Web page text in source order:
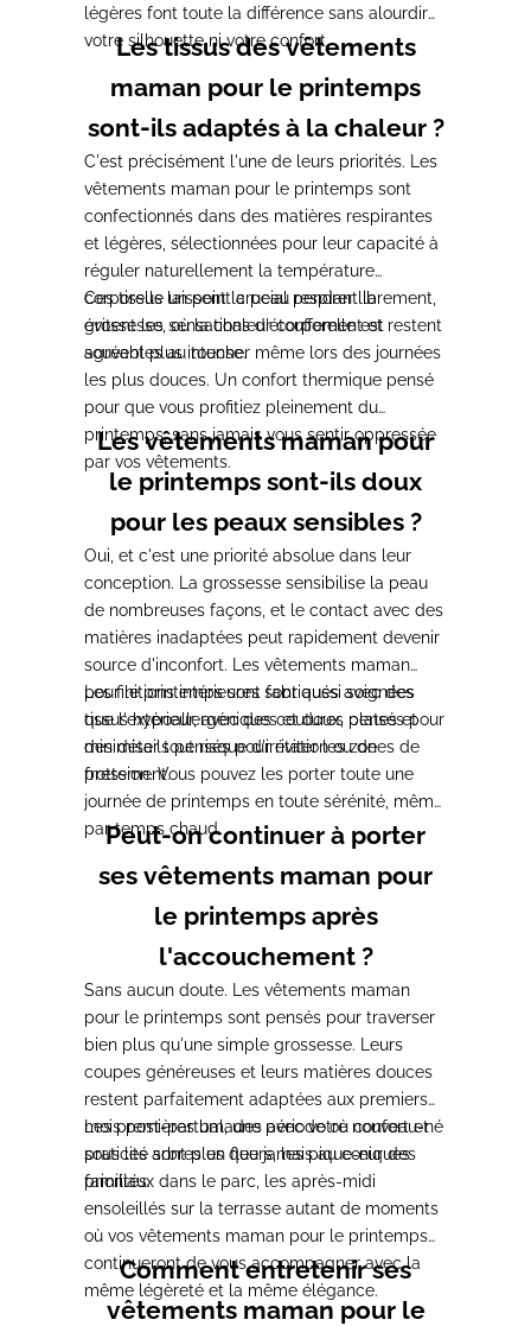
légères font toute la différence sans alourdir
votre silhouette ni votre confort.
Les tissus des vêtements
maman pour le printemps
sont-ils adaptés à la chaleur ?
C'est précisément l'une de leurs priorités. Les
vêtements maman pour le printemps sont
confectionnés dans des matières respirantes
et légères, sélectionnées pour leur capacité à
réguler naturellement la température
corporelle un point crucial pendant la
grossesse, où la chaleur corporelle est
souvent plus intense.
Ces tissus laissent la peau respirer librement,
évitent les sensations d'étouffement et restent
agréables au toucher même lors des journées
les plus douces. Un confort thermique pensé
pour que vous profitiez pleinement du
printemps, sans jamais vous sentir oppressée
par vos vêtements.
Les vêtements maman pour
le printemps sont-ils doux
pour les peaux sensibles ?
Oui, et c'est une priorité absolue dans leur
conception. La grossesse sensibilise la peau
de nombreuses façons, et le contact avec des
matières inadaptées peut rapidement devenir
source d'inconfort. Les vêtements maman
pour le printemps sont fabriqués avec des
tissus hypoallergéniques et doux, pensés pour
minimiser tout risque d'irritation ou de
frottement.
Les finitions intérieures sont aussi soignées
que l'extérieur, avec des coutures plates et
des détails pensés pour éviter les zones de
pression. Vous pouvez les porter toute une
journée de printemps en toute sérénité, même
par temps chaud.
Peut-on continuer à porter
ses vêtements maman pour
le printemps après
l'accouchement ?
Sans aucun doute. Les vêtements maman
pour le printemps sont pensés pour traverser
bien plus qu'une simple grossesse. Leurs
coupes généreuses et leurs matières douces
restent parfaitement adaptées aux premiers
mois post-partum, une période où confort et
praticité sont plus que jamais au cœur des
priorités.
Les premières balades avec votre nouveau-né
sous les arbres en fleurs, les pique-niques
familiaux dans le parc, les après-midi
ensoleillés sur la terrasse autant de moments
où vos vêtements maman pour le printemps
continueront de vous accompagner avec la
même légèreté et la même élégance.
Comment entretenir ses
vêtements maman pour le